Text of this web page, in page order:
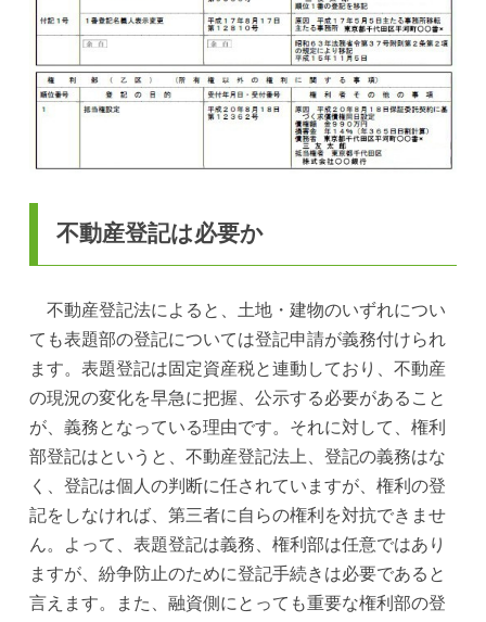
不動産登記は必要か
不動産登記法によると、土地・建物のいずれについ
ても表題部の登記については登記申請が義務付けられ
ます。表題登記は固定資産税と連動しており、不動産
の現況の変化を早急に把握、公示する必要があること
が、義務となっている理由です。それに対して、権利
部登記はというと、不動産登記法上、登記の義務はな
く、登記は個人の判断に任されていますが、権利の登
記をしなければ、第三者に自らの権利を対抗できませ
ん。よって、表題登記は義務、権利部は任意ではあり
ますが、紛争防止のために登記手続きは必要であると
言えます。また、融資側にとっても重要な権利部の登